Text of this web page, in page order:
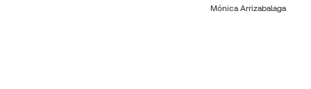
Mónica Arrizabalaga